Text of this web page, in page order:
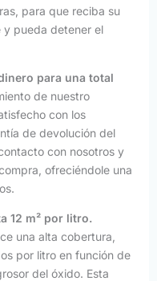
para que reciba su
pueda detener el
para una total
de nuestro
con los
de devolución del
con nosotros y
ofreciéndole una
12 m² por litro.
una alta cobertura,
por litro en función de
del óxido. Esta